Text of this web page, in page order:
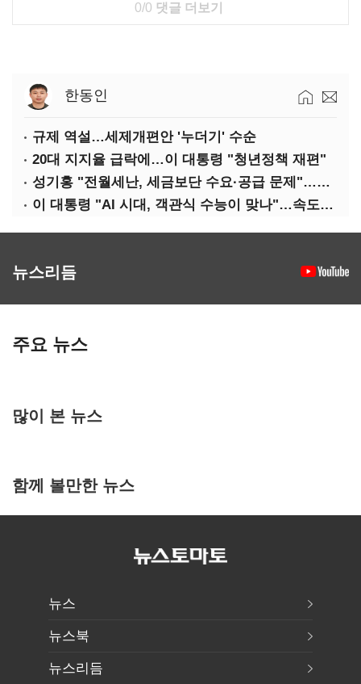
0/0 댓글 더보기
한동인
규제 역설…세제개편안 '누더기' 수순
20대 지지율 급락에…이 대통령 "청년정책 재편"
성기홍 "전월세난, 세금보단 수요·공급 문제"…닥공 시사
이 대통령 "AI 시대, 객관식 수능이 맞나"…속도전 '경계'
뉴스리듬
주요 뉴스
많이 본 뉴스
함께 볼만한 뉴스
뉴스
뉴스북
뉴스리듬